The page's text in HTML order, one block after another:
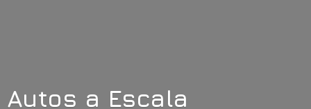
Autos a Escala